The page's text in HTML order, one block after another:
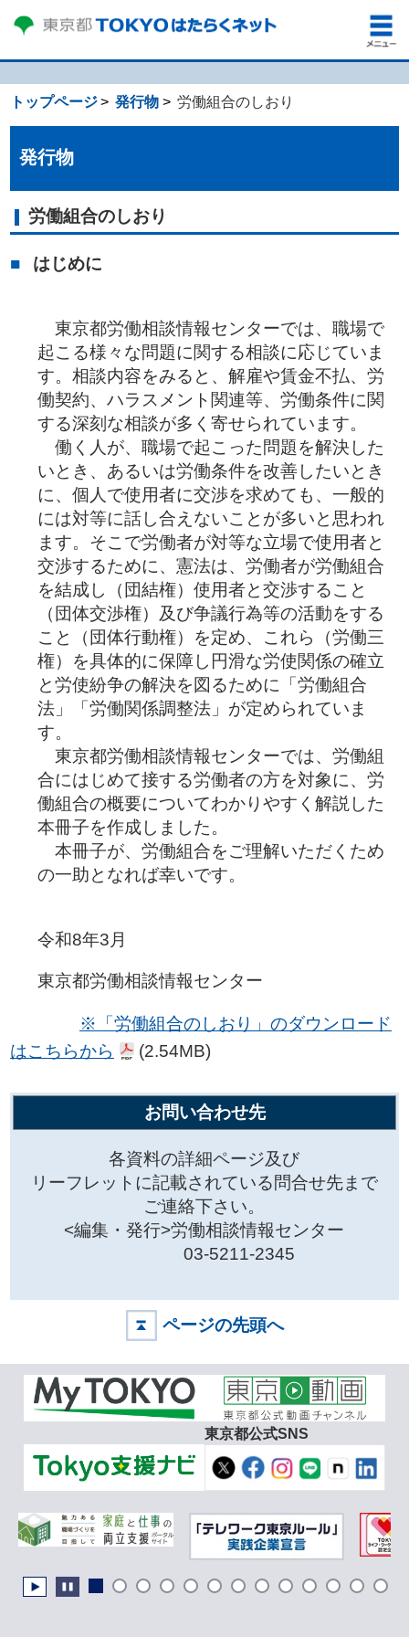
トップページ 発行物 労働組合のしおり
発行物
労働組合のしおり
はじめに
東京都労働相談情報センターでは、職場で
起こる様々な問題に関する相談に応じていま
す。相談内容をみると、解雇や賃金不払、労
働契約、ハラスメント関連等、労働条件に関
する深刻な相談が多く寄せられています。
働く人が、職場で起こった問題を解決した
いとき、あるいは労働条件を改善したいとき
に、個人で使用者に交渉を求めても、一般的
には対等に話し合えないことが多いと思われ
ます。そこで労働者が対等な立場で使用者と
交渉するために、憲法は、労働者が労働組合
を結成し（団結権）使用者と交渉すること
（団体交渉権）及び争議行為等の活動をする
こと（団体行動権）を定め、これら（労働三
権）を具体的に保障し円滑な労使関係の確立
と労使紛争の解決を図るために「労働組合
法」「労働関係調整法」が定められていま
す。
東京都労働相談情報センターでは、労働組
合にはじめて接する労働者の方を対象に、労
働組合の概要についてわかりやすく解説した
本冊子を作成しました。
本冊子が、労働組合をご理解いただくため
の一助となれば幸いです。
令和8年3月
東京都労働相談情報センター
※「労働組合のしおり」のダウンロード
はこちらから
(2.54MB)
お問い合わせ先
各資料の詳細ページ及び
リーフレットに記載されている問合せ先まで
ご連絡下さい。
<編集・発行>労働相談情報センター
03-5211-2345
ページの先頭へ
東京都公式SNS